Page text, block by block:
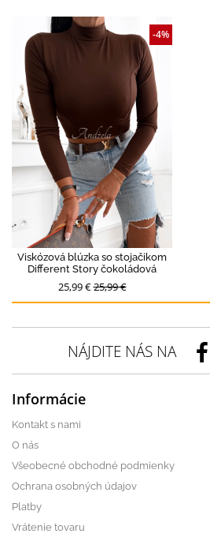
Viskózová blúzka so stojačikom
Different Story čokoládová
25,99 €25,99 €
-4%
NÁJDITE NÁS NA
Informácie
Kontakt s nami
O nás
Všeobecné obchodné podmienky
Ochrana osobných údajov
Platby
Vrátenie tovaru